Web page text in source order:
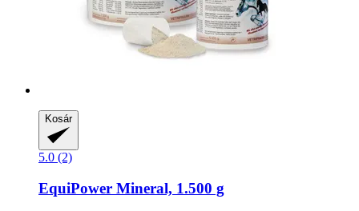
Kosár
5.0 (2)
EquiPower Mineral, 1.500 g